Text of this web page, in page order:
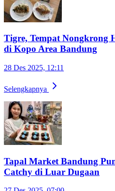
Tigre, Tempat Nongkrong
di Kopo Area Bandung
28 Des 2025, 12:11
Selengkapnya
Tapal Market Bandung
Catchy di Luar Dugaan